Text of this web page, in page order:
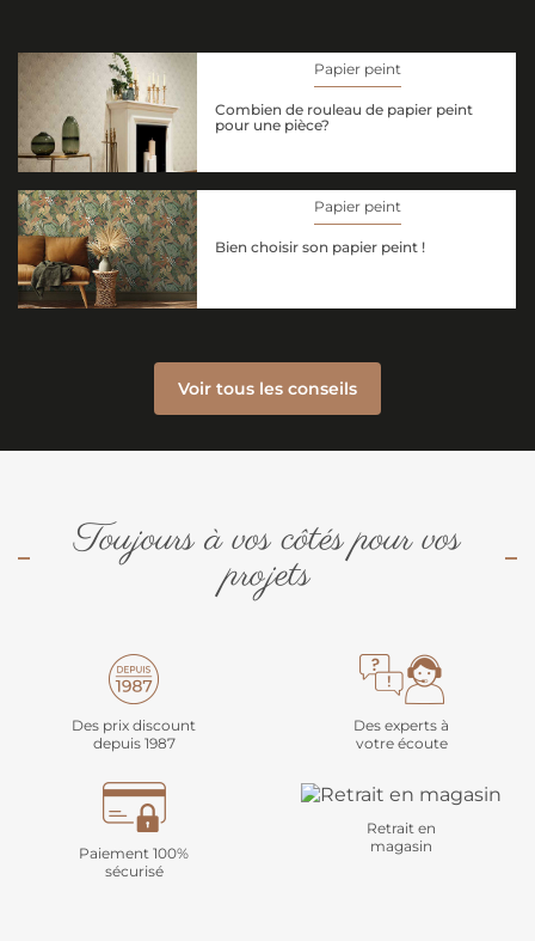
Papier peint
Combien de rouleau de papier peint
pour une pièce?
Papier peint
Bien choisir son papier peint !
Voir tous les conseils
Toujours à vos côtés pour vos
projets
Des prix discount
depuis 1987
Des experts à
votre écoute
Paiement 100%
sécurisé
Retrait en
magasin